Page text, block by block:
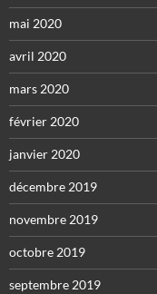
mai 2020
avril 2020
mars 2020
février 2020
janvier 2020
décembre 2019
novembre 2019
octobre 2019
septembre 2019